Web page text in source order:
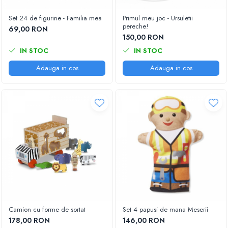
Cadou copii 8 ani
Cadou copii 9 ani
Cadou copii 11 ani
Cadou copii 12 ani
Penar fete
Agenda copii
Caserola compartimentata copii
Etui Ochelari
Papetarie
Set 24 de figurine - Familia mea
69,00 RON
IN STOC
Adauga in cos
Primul meu joc - Ursuletii
pereche!
150,00 RON
IN STOC
Adauga in cos
Camion cu forme de sortat
178,00 RON
Set 4 papusi de mana Meserii
146,00 RON